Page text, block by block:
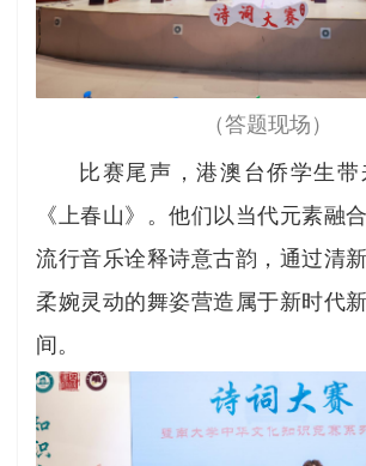
（答题现场）
比赛尾声，港澳台侨学生
《上春山》。他们以当代元素融
流行音乐诠释诗意古韵，通过清
柔婉灵动的舞姿营造属于新时代
间。